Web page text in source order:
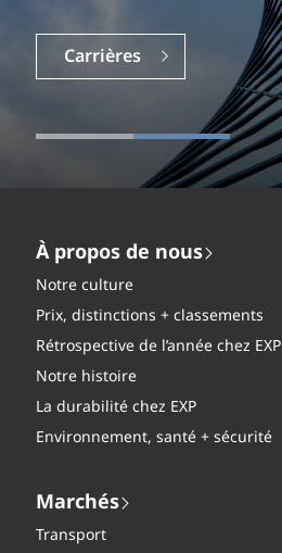
Carrières
À propos de nous
Notre culture
Prix, distinctions + classements
Rétrospective de l’année chez EXP
Notre histoire
La durabilité chez EXP
Environnement, santé + sécurité
Marchés
Transport